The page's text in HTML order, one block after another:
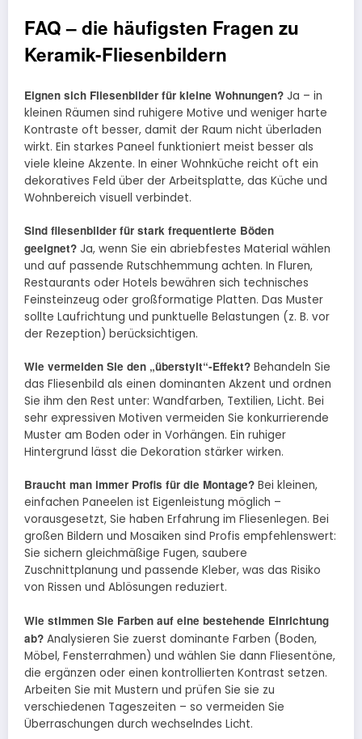
FAQ – die häufigsten Fragen zu
Keramik-Fliesenbildern
Eignen sich Fliesenbilder für kleine Wohnungen? Ja – in
kleinen Räumen sind ruhigere Motive und weniger harte
Kontraste oft besser, damit der Raum nicht überladen
wirkt. Ein starkes Paneel funktioniert meist besser als
viele kleine Akzente. In einer Wohnküche reicht oft ein
dekoratives Feld über der Arbeitsplatte, das Küche und
Wohnbereich visuell verbindet.
Sind fliesenbilder für stark frequentierte Böden
geeignet? Ja, wenn Sie ein abriebfestes Material wählen
und auf passende Rutschhemmung achten. In Fluren,
Restaurants oder Hotels bewähren sich technisches
Feinsteinzeug oder großformatige Platten. Das Muster
sollte Laufrichtung und punktuelle Belastungen (z. B. vor
der Rezeption) berücksichtigen.
Wie vermeiden Sie den „überstylt“-Effekt? Behandeln Sie
das Fliesenbild als einen dominanten Akzent und ordnen
Sie ihm den Rest unter: Wandfarben, Textilien, Licht. Bei
sehr expressiven Motiven vermeiden Sie konkurrierende
Muster am Boden oder in Vorhängen. Ein ruhiger
Hintergrund lässt die Dekoration stärker wirken.
Braucht man immer Profis für die Montage? Bei kleinen,
einfachen Paneelen ist Eigenleistung möglich –
vorausgesetzt, Sie haben Erfahrung im Fliesenlegen. Bei
großen Bildern und Mosaiken sind Profis empfehlenswert:
Sie sichern gleichmäßige Fugen, saubere
Zuschnittplanung und passende Kleber, was das Risiko
von Rissen und Ablösungen reduziert.
Wie stimmen Sie Farben auf eine bestehende Einrichtung
ab? Analysieren Sie zuerst dominante Farben (Boden,
Möbel, Fensterrahmen) und wählen Sie dann Fliesentöne,
die ergänzen oder einen kontrollierten Kontrast setzen.
Arbeiten Sie mit Mustern und prüfen Sie sie zu
verschiedenen Tageszeiten – so vermeiden Sie
Überraschungen durch wechselndes Licht.